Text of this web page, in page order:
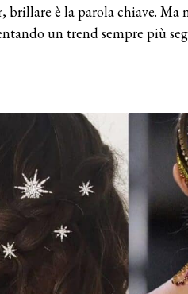
brillare è la parola chiave. Ma
un trend sempre più